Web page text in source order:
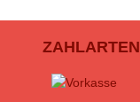
ZAHLARTEN